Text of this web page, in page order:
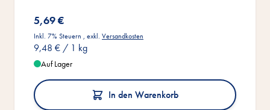
5,69 €
Inkl. 7% Steuern , exkl. Versandkosten
9,48 € / 1 kg
Auf Lager
In den Warenkorb